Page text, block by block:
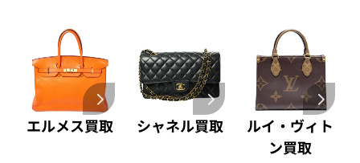
Pt900 買取
Pt850 買取
Pt&Pm 買取
銀･シルバー 買取
パラジウム 買取
パネライ 買取
ブルガリ 買取
フランク ミュラー 買取
IWC 買取
買取可能な商品をもっと見る
エルメス買取 シャネル買取
ルイ・ヴィト
ン買取